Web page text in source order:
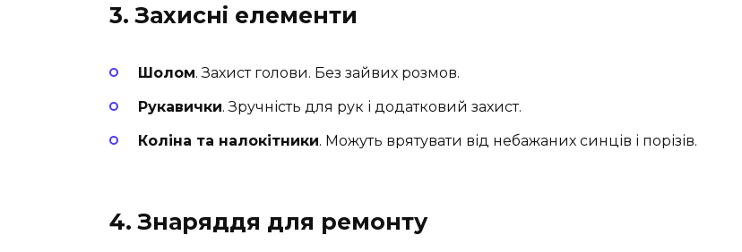
3. Захисні елементи
Шолом. Захист голови. Без зайвих розмов.
Рукавички. Зручність для рук і додатковий захист.
Коліна та налокітники. Можуть врятувати від небажаних синців і порізів.
4. Знаряддя для ремонту